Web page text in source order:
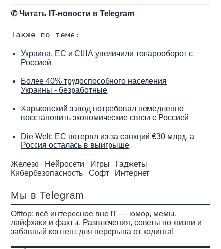
✆Читать IT-новости в Telegram
Также по теме:
Украина, ЕС и США увеличили товарооборот с
Россией
Более 40% трудоспособного населения
Украины - безработные
Харьковский завод потребовал немедленно
восстановить экономические связи с Россией
Die Welt: ЕС потерял из-за санкций €30 млрд, а
Россия осталась в выигрыше
Железо Нейросети Игры
Гаджеты
Кибербезопасность
Софт Интернет
Мы в Telegram
Offtop: всё интересное вне IT — юмор, мемы,
лайфхаки и факты. Развлечения, советы по жизни и
забавный контент для перерыва от кодинга!